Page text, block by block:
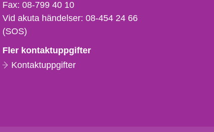
fax
och
e-
Fax:08-799 40 10
Vid akuta händelser:08-454 24 66
(SOS)
Fler kontaktuppgifter
Kontaktuppgifter